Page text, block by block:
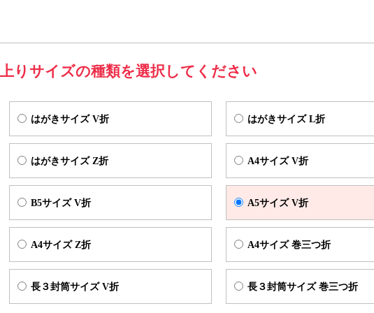
りサイズの種類を選択してください
はがきサイズ V折 はがきサイズ L折
はがきサイズ Z折 A4サイズ V折
B5サイズ V折 A5サイズ V折
A4サイズ Z折 A4サイズ 巻三つ折
長３封筒サイズ V折 長３封筒サイズ 巻三つ折